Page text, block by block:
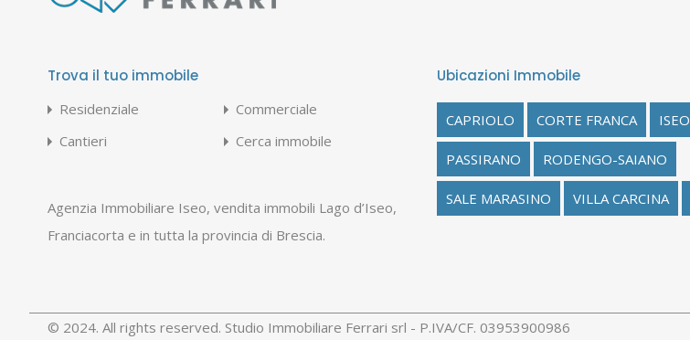
Trova il tuo immobile
Residenziale
Commerciale
Cantieri
Cerca immobile
Agenzia Immobiliare Iseo, vendita immobili Lago d’Iseo,
Franciacorta e in tutta la provincia di Brescia.
Ubicazioni Immobile
CAPRIOLO CORTE FRANCA ISEO
PASSIRANO RODENGO-SAIANO
SALE MARASINO VILLA CARCINA
© 2024. All rights reserved. Studio Immobiliare Ferrari srl - P.IVA/CF. 03953900986